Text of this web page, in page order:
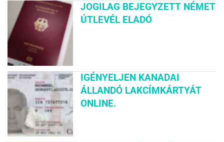
JOGILAG BEJEGYZETT NÉMET
ÚTLEVÉL ELADÓ
IGÉNYELJEN KANADAI
ÁLLANDÓ LAKCÍMKÁRTYÁT
ONLINE.